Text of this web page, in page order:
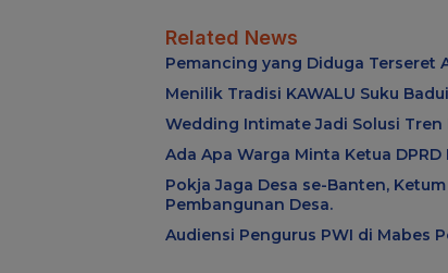
Related News
Pemancing yang Diduga Terseret
Menilik Tradisi KAWALU Suku
Wedding Intimate Jadi Solusi Tren
Ada Apa Warga Minta Ketua
Pokja Jaga Desa se-Banten,
Pembangunan Desa.
Audiensi Pengurus PWI di Mabes